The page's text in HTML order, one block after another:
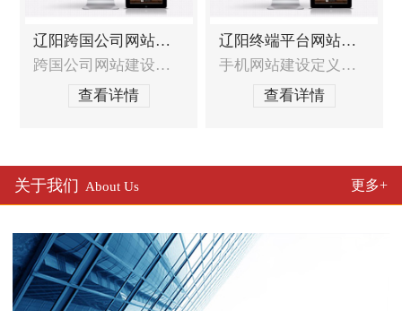
辽阳跨国公司网站建设
跨国公司网站建设的特殊需求跨国公司网站需要收到全球战略的统一部署，如何达到全球战略与本地化服务的统一？跨国公司网站如何在全球统一界面风格定义的基础上符合中国本土用户的浏览习惯？跨国公司网站如何达到其他国家的标准和要求？如何处理跨国公司网站异地同步技术？跨国公司网站建设服务范围网站定位分析及建议，包含网站策划布局和结构，
查看详情
辽阳终端平台网站建设
手机网站建设定义发展趋势随着手机用户日益增多，那么手机网站已经不仅仅局限于WAP，其表现形式基本已经接近互联网电脑站点，它的普及率也会越来越广泛。它真正实现了，方便、安全、快速等作用以及效果。移动终端及及移动网络环境（3G、WIFI等）的升级，使用手机查看网页和上网的人也会越来越多，应用也越来越广泛，手机网站建设领域将会为企业
查看详情
关于我们 About Us 更多+